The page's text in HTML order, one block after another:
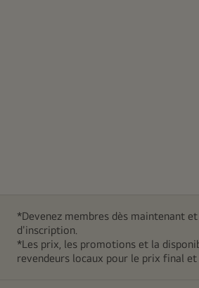
*Devenez membres dès maintenant
d'inscription.
*Les prix, les promotions et la
revendeurs locaux pour le prix final